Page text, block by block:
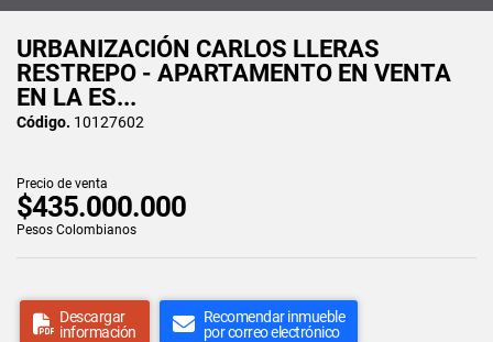
URBANIZACIÓN CARLOS LLERAS
RESTREPO - APARTAMENTO EN VENTA
EN LA ES...
Código. 10127602
Precio de venta
$435.000.000
Pesos Colombianos
Descargar
información
Recomendar inmueble
por correo electrónico